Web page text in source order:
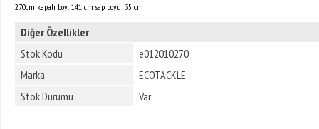
270cm kapalı boy: 141 cm sap boyu: 35 cm
Diğer Özellikler
Stok Kodu
e012010270
Marka
ECOTACKLE
Stok Durumu
Var